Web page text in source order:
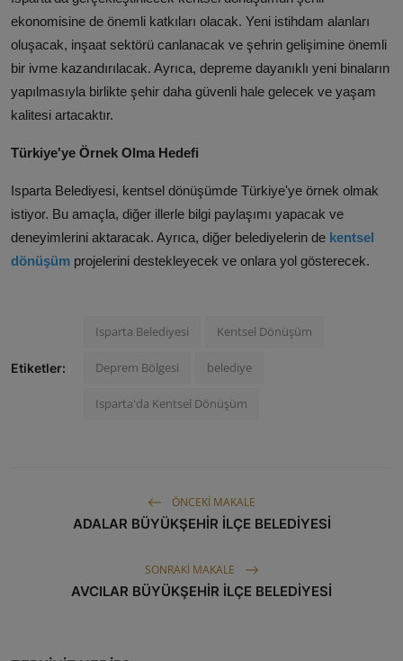
ekonomisine de önemli katkıları olacak. Yeni istihdam alanları
oluşacak, inşaat sektörü canlanacak ve şehrin gelişimine önemli
bir ivme kazandırılacak. Ayrıca, depreme dayanıklı yeni binaların
yapılmasıyla birlikte şehir daha güvenli hale gelecek ve yaşam
kalitesi artacaktır.
Türkiye'ye Örnek Olma Hedefi
Isparta Belediyesi, kentsel dönüşümde Türkiye'ye örnek olmak
istiyor. Bu amaçla, diğer illerle bilgi paylaşımı yapacak ve
deneyimlerini aktaracak. Ayrıca, diğer belediyelerin de kentsel
dönüşüm projelerini destekleyecek ve onlara yol gösterecek.
Etiketler:
Isparta Belediyesi Kentsel Dönüşüm
Deprem Bölgesi belediye
Isparta'da Kentsel Dönüşüm
ÖNCEKI MAKALE
ADALAR BÜYÜKŞEHİR İLÇE BELEDİYESİ
SONRAKI MAKALE
AVCILAR BÜYÜKŞEHİR İLÇE BELEDİYESİ